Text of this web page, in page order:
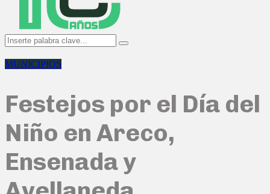
Search
for:
Search
MUNICIPIOS
Festejos por el Día del
Niño en Areco,
Ensenada y